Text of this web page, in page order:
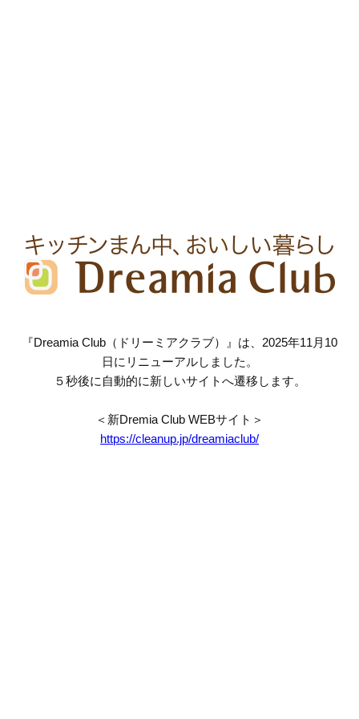
『Dreamia Club（ドリーミアクラブ）』は、2025年11月10
日にリニューアルしました。
５秒後に自動的に新しいサイトへ遷移します。
＜新Dremia Club WEBサイト＞
https://cleanup.jp/dreamiaclub/